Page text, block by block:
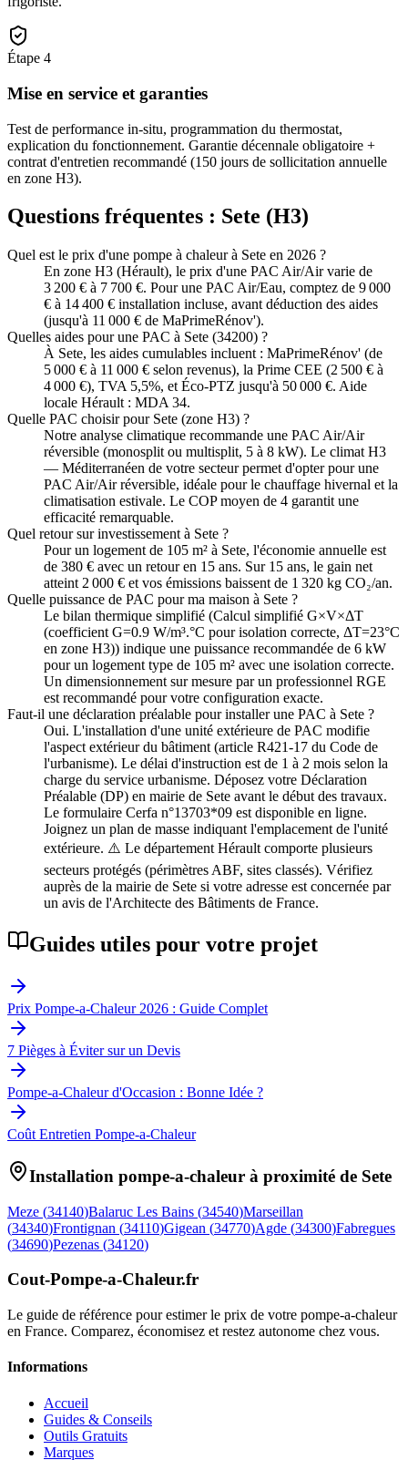
Étape 4
Mise en service et garanties
Test de performance in-situ, programmation du thermostat,
explication du fonctionnement. Garantie décennale obligatoire +
contrat d'entretien recommandé (150 jours de sollicitation annuelle
en zone H3).
Questions fréquentes : Sete (H3)
Quel est le prix d'une pompe à chaleur à Sete en 2026 ?
En zone H3 (Hérault), le prix d'une PAC Air/Air varie de
3 200 € à 7 700 €. Pour une PAC Air/Eau, comptez de 9 000
€ à 14 400 € installation incluse, avant déduction des aides
(jusqu'à 11 000 € de MaPrimeRénov').
Quelles aides pour une PAC à Sete (34200) ?
À Sete, les aides cumulables incluent : MaPrimeRénov' (de
5 000 € à 11 000 € selon revenus), la Prime CEE (2 500 € à
4 000 €), TVA 5,5%, et Éco-PTZ jusqu'à 50 000 €. Aide
locale Hérault : MDA 34.
Quelle PAC choisir pour Sete (zone H3) ?
Notre analyse climatique recommande une PAC Air/Air
réversible (monosplit ou multisplit, 5 à 8 kW). Le climat H3
— Méditerranéen de votre secteur permet d'opter pour une
PAC Air/Air réversible, idéale pour le chauffage hivernal et la
climatisation estivale. Le COP moyen de 4 garantit une
efficacité remarquable.
Quel retour sur investissement à Sete ?
Pour un logement de 105 m² à Sete, l'économie annuelle est
de 380 € avec un retour en 15 ans. Sur 15 ans, le gain net
atteint 2 000 € et vos émissions baissent de 1 320 kg CO₂/an.
Quelle puissance de PAC pour ma maison à Sete ?
Le bilan thermique simplifié (Calcul simplifié G×V×ΔT
(coefficient G=0.9 W/m³.°C pour isolation correcte, ΔT=23°C
en zone H3)) indique une puissance recommandée de 6 kW
pour un logement type de 105 m² avec une isolation correcte.
Un dimensionnement sur mesure par un professionnel RGE
est recommandé pour votre configuration exacte.
Faut-il une déclaration préalable pour installer une PAC à Sete ?
Oui. L'installation d'une unité extérieure de PAC modifie
l'aspect extérieur du bâtiment (article R421-17 du Code de
l'urbanisme). Le délai d'instruction est de 1 à 2 mois selon la
charge du service urbanisme. Déposez votre Déclaration
Préalable (DP) en mairie de Sete avant le début des travaux.
Le formulaire Cerfa n°13703*09 est disponible en ligne.
Joignez un plan de masse indiquant l'emplacement de l'unité
extérieure. ⚠️ Le département Hérault comporte plusieurs
secteurs protégés (périmètres ABF, sites classés). Vérifiez
auprès de la mairie de Sete si votre adresse est concernée par
un avis de l'Architecte des Bâtiments de France.
Guides utiles pour votre projet
Prix Pompe-a-Chaleur 2026 : Guide Complet
7 Pièges à Éviter sur un Devis
Pompe-a-Chaleur d'Occasion : Bonne Idée ?
Coût Entretien Pompe-a-Chaleur
Installation pompe-a-chaleur à proximité de Sete
Meze (34140)Balaruc Les Bains (34540)Marseillan
(34340)Frontignan (34110)Gigean (34770)Agde (34300)Fabregues
(34690)Pezenas (34120)
Cout-Pompe-a-Chaleur.fr
Le guide de référence pour estimer le prix de votre pompe-a-chaleur
en France. Comparez, économisez et restez autonome chez vous.
Informations
Accueil
Guides & Conseils
Outils Gratuits
Marques